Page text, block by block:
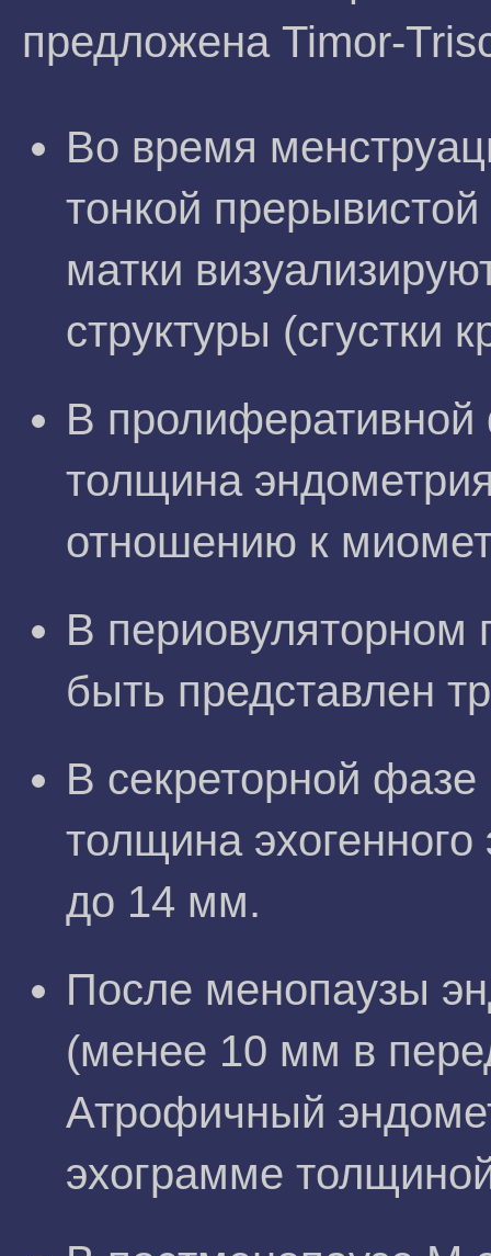
предложена Timor-
Во время
тонкой
матки
структуры (сгустки
В пролиферативной
толщина
отношению к
В периовуляторном
быть представлен
В секреторной фазе
толщина
до 14 мм.
После менопаузы
(менее 10 мм в
Атрофичный
эхограмме